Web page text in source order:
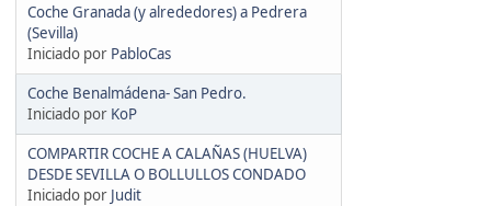
Coche Granada (y alrededores) a Pedrera
(Sevilla)
Iniciado por PabloCas
Coche Benalmádena- San Pedro.
Iniciado por KoP
COMPARTIR COCHE A CALAÑAS (HUELVA)
DESDE SEVILLA O BOLLULLOS CONDADO
Iniciado por Judit